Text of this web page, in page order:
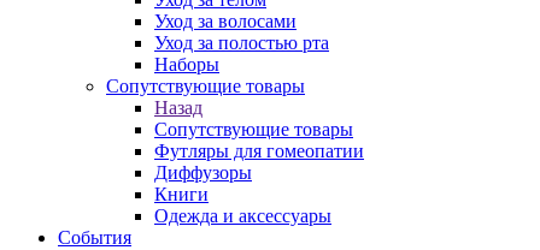
Уход за волосами
Уход за полостью рта
Наборы
Сопутствующие товары
Назад
Сопутствующие товары
Футляры для гомеопатии
Диффузоры
Книги
Одежда и аксессуары
События